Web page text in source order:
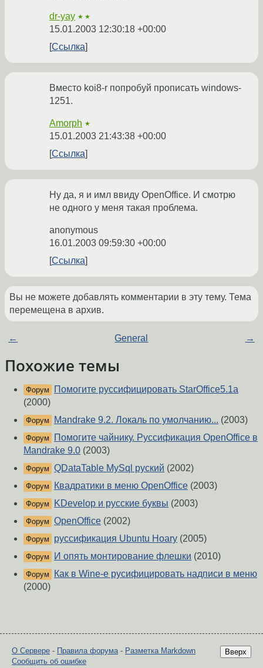
dr-yay ★★
15.01.2003 12:30:18 +00:00
Ссылка
Вместо koi8-r попробуй прописать windows-
1251.
Amorph ★
15.01.2003 21:43:38 +00:00
Ссылка
Ну да, я и имл ввиду OpenOffice. И смотрю
не одного у меня такая проблема.
anonymous
16.01.2003 09:59:30 +00:00
Ссылка
Вы не можете добавлять комментарии в эту тему. Тема
перемещена в архив.
← General →
Похожие темы
Форум
Помогите руссифицировать StarOffice5.1a
(2000)
Форум Mandrake 9.2. Локаль по умолчанию... (2003)
Форум
Помогите чайнику. Руссификация OpenOffice в
Mandrake 9.0 (2003)
Форум QDataTable MySql руский (2002)
Форум Квадратики в меню OpenOffice (2003)
Форум KDevelop и русские буквы (2003)
Форум OpenOffice (2002)
Форум руссификация Ubuntu Hoary (2005)
Форум И опять монтирование флешки (2010)
Форум
Как в Wine-е русифицировать надписи в меню
(2000)
Вверх
О Сервере - Правила форума- Разметка Markdown
Сообщить об ошибке